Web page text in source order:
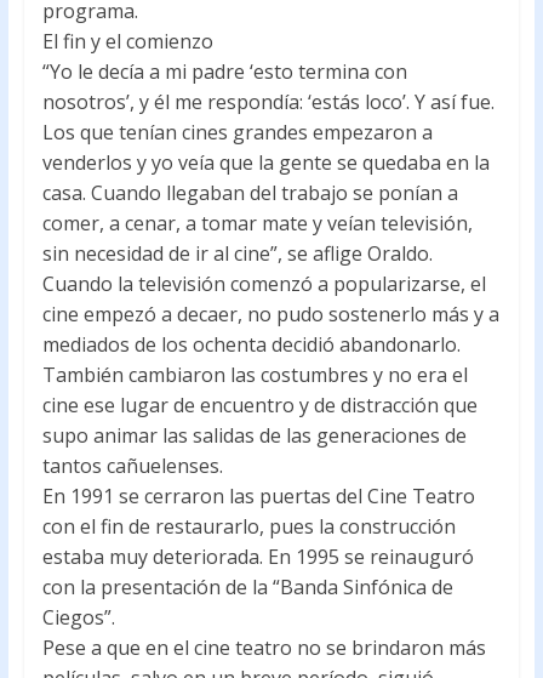
programa.
El fin y el comienzo
“Yo le decía a mi padre ‘esto termina con
nosotros’, y él me respondía: ‘estás loco’. Y así fue.
Los que tenían cines grandes empezaron a
venderlos y yo veía que la gente se quedaba en la
casa. Cuando llegaban del trabajo se ponían a
comer, a cenar, a tomar mate y veían televisión,
sin necesidad de ir al cine”, se aflige Oraldo.
Cuando la televisión comenzó a popularizarse, el
cine empezó a decaer, no pudo sostenerlo más y a
mediados de los ochenta decidió abandonarlo.
También cambiaron las costumbres y no era el
cine ese lugar de encuentro y de distracción que
supo animar las salidas de las generaciones de
tantos cañuelenses.
En 1991 se cerraron las puertas del Cine Teatro
con el fin de restaurarlo, pues la construcción
estaba muy deteriorada. En 1995 se reinauguró
con la presentación de la “Banda Sinfónica de
Ciegos”.
Pese a que en el cine teatro no se brindaron más